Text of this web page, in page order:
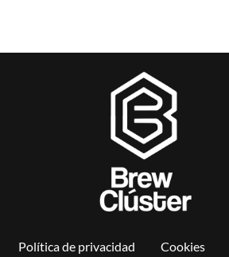
Política de privacidad Cookies